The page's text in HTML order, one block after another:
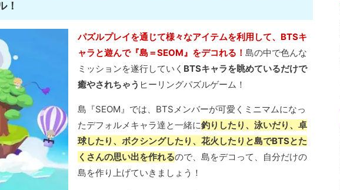
！
パズルプレイを通じて様々なアイテムを利用して、BTSキ
ャラと遊んで『島＝SEOM』をデコれる！島の中で色んな
ミッションを遂行していく BTSキャラを眺めているだけで
癒やされちゃう ヒーリングパズルゲーム！
島『SEOM』では、BTSメンバーが可愛くミニマムになっ
たデフォルメキャラ達と一緒に釣りしたり、泳いだり、卓
球したり、ボクシングしたり、花火したりと島でBTSとた
くさんの思い出を作れるので、島をデコって、自分だけの
島を作り上げていきましょう！